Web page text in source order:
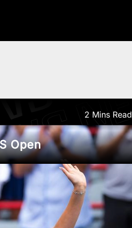
2 Mins Read
Open